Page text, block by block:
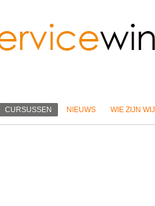
CURSUSSEN NIEUWS WIE ZIJN WIJ